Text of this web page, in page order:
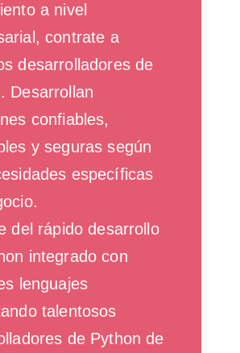
a nivel
contrate a
desarrolladores de
Desarrollan
confiables,
y seguras según
específicas
del rápido desarrollo
integrado con
lenguajes
talentosos
de Python de